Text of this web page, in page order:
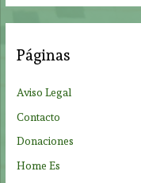
r
:
Páginas
Aviso Legal
Contacto
Donaciones
Home Es